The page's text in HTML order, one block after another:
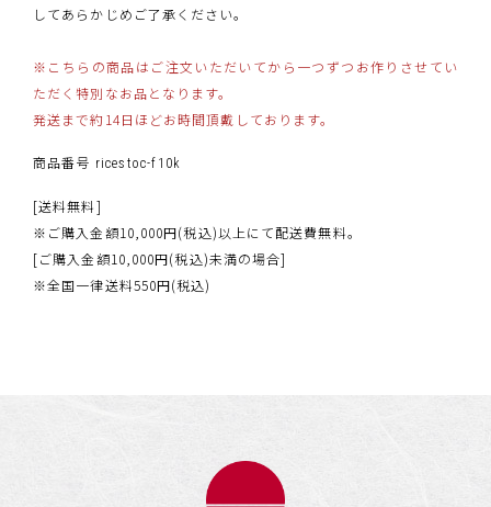
してあらかじめご了承ください。
※こちらの商品はご注文いただいてから一つずつお作りさせてい
ただく特別なお品となります。
発送まで約14日ほどお時間頂戴しております。
商品番号 ricestoc-f10k
[送料無料]
※ご購入金額10,000円(税込)以上にて配送費無料。
[ご購入金額10,000円(税込)未満の場合]
※全国一律送料550円(税込)